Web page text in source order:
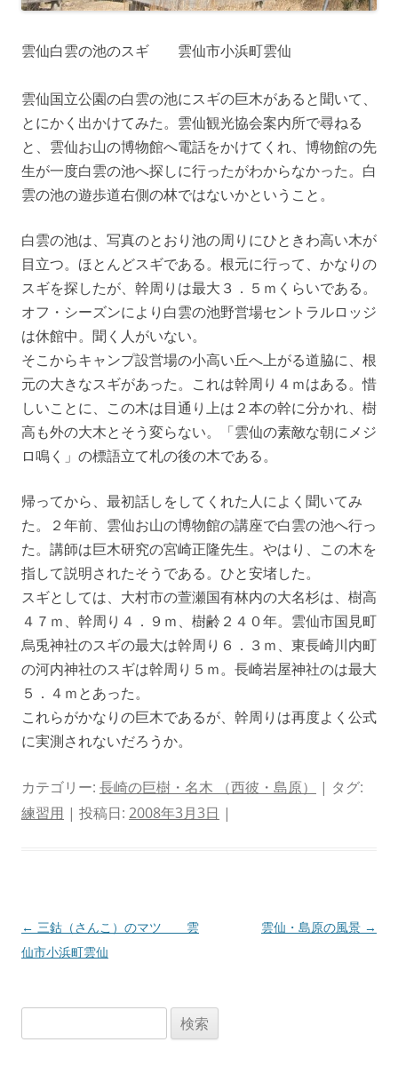
雲仙白雲の池のスギ 雲仙市小浜町雲仙
雲仙国立公園の白雲の池にスギの巨木があると聞いて、
とにかく出かけてみた。雲仙観光協会案内所で尋ねる
と、雲仙お山の博物館へ電話をかけてくれ、博物館の先
生が一度白雲の池へ探しに行ったがわからなかった。白
雲の池の遊歩道右側の林ではないかということ。
白雲の池は、写真のとおり池の周りにひときわ高い木が
目立つ。ほとんどスギである。根元に行って、かなりの
スギを探したが、幹周りは最大３．５ｍくらいである。
オフ・シーズンにより白雲の池野営場セントラルロッジ
は休館中。聞く人がいない。
そこからキャンプ設営場の小高い丘へ上がる道脇に、根
元の大きなスギがあった。これは幹周り４ｍはある。惜
しいことに、この木は目通り上は２本の幹に分かれ、樹
高も外の大木とそう変らない。「雲仙の素敵な朝にメジ
ロ鳴く」の標語立て札の後の木である。
帰ってから、最初話しをしてくれた人によく聞いてみ
た。２年前、雲仙お山の博物館の講座で白雲の池へ行っ
た。講師は巨木研究の宮崎正隆先生。やはり、この木を
指して説明されたそうである。ひと安堵した。
スギとしては、大村市の萱瀬国有林内の大名杉は、樹高
４７ｍ、幹周り４．９ｍ、樹齢２４０年。雲仙市国見町
烏兎神社のスギの最大は幹周り６．３ｍ、東長崎川内町
の河内神社のスギは幹周り５ｍ。長崎岩屋神社のは最大
５．４ｍとあった。
これらがかなりの巨木であるが、幹周りは再度よく公式
に実測されないだろうか。
カテゴリー: 長崎の巨樹・名木 （西彼・島原）
| タグ:
練習用 | 投稿日: 2008年3月3日 |
投
稿
← 三鈷（さんこ）のマツ 雲
仙市小浜町雲仙
雲仙・島原の風景 →
索: